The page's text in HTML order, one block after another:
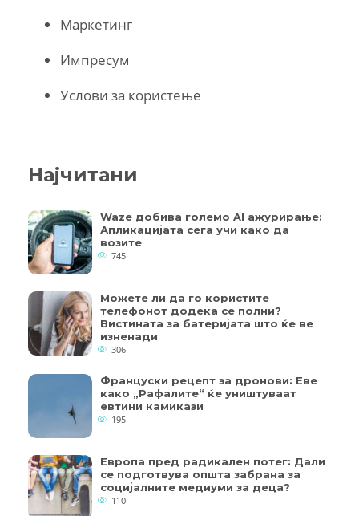
Маркетинг
Импресум
Услови за користење
Најчитани
Waze добива големо AI ажурирање:
Апликацијата сега учи како да
возите
745
Можете ли да го користите
телефонот додека се полни?
Вистината за батеријата што ќе ве
изненади
306
Француски рецепт за дронови: Еве
како „Рафалите“ ќе уништуваат
евтини камикази
195
Европа пред радикален потег: Дали
се подготвува општа забрана за
социјалните медиуми за деца?
110